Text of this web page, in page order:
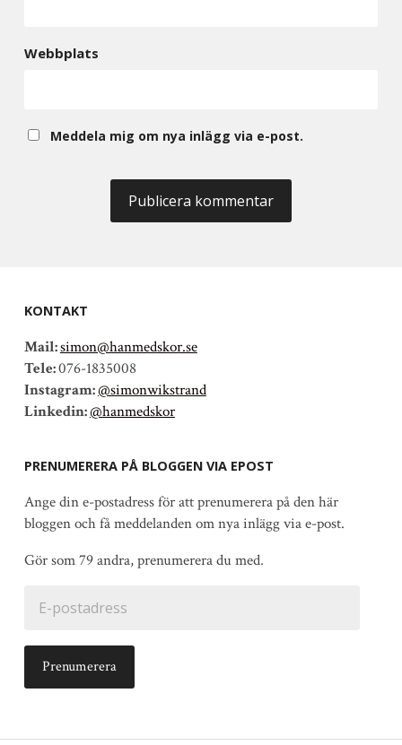
Webbplats
Meddela mig om nya inlägg via e-post.
KONTAKT
Mail:simon@hanmedskor.se
Tele:076-1835008
Instagram:@simonwikstrand
Linkedin:@hanmedskor
PRENUMERERA PÅ BLOGGEN VIA EPOST
Ange din e-postadress för att prenumerera på den här
bloggen och få meddelanden om nya inlägg via e-post.
Gör som 79 andra, prenumerera du med.
postadress
Prenumerera